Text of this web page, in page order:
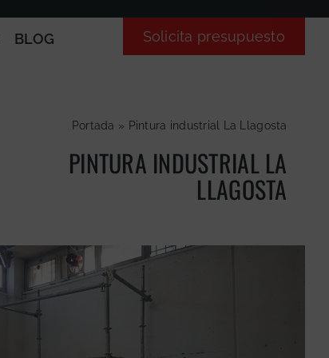
BLOG
Solicita presupuesto
Portada » Pintura industrial La Llagosta
PINTURA INDUSTRIAL LA
LLAGOSTA